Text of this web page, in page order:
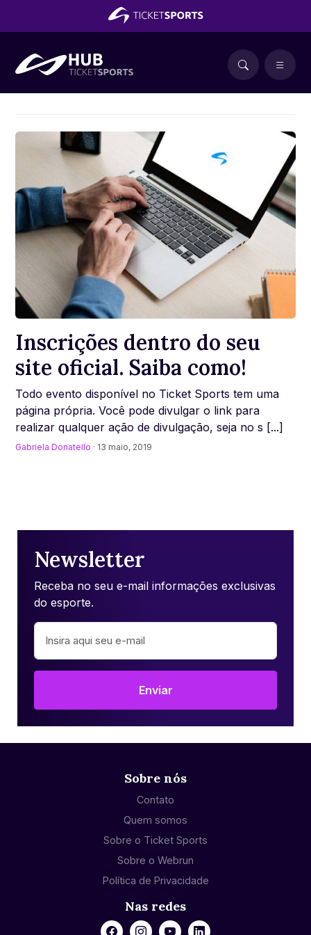
Inscrições dentro do seu
site oficial. Saiba como!
Todo evento disponível no Ticket Sports tem uma
página própria. Você pode divulgar o link para
realizar qualquer ação de divulgação, seja no s [...]
Gabriela Donatello · 13 maio, 2019
Newsletter
Receba no seu e-mail informações exclusivas
do esporte.
Enviar
Sobre nós
Contato
Quem somos
Sobre o Ticket Sports
Sobre o Webrun
Política de Privacidade
Nas redes